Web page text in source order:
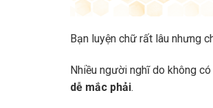
Bạn luyện chữ rất lâu nhưng
Nhiều người nghĩ do không
dễ mắc phải.